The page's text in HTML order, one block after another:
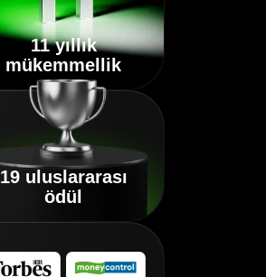
11 yıllık
mükemmellik
19 uluslararası
ödül